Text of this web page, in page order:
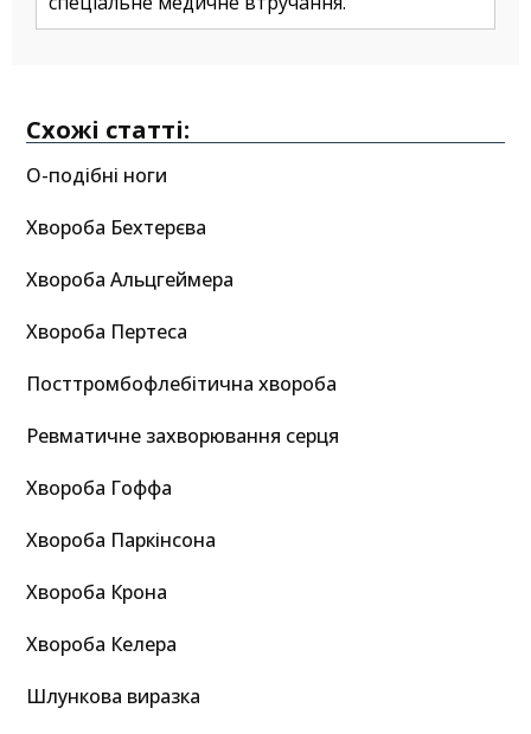
Схожі статті:
О-подібні ноги
Хвороба Бехтерєва
Хвороба Альцгеймера
Хвороба Пертеса
Посттромбофлебітична хвороба
Ревматичне захворювання серця
Хвороба Гоффа
Хвороба Паркінсона
Хвороба Крона
Хвороба Келера
Шлункова виразка